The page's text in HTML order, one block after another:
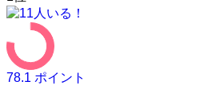
78.1 ポイント